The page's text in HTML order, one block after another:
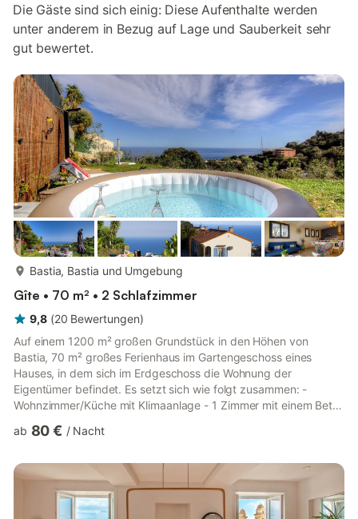
Die Gäste sind sich einig: Diese Aufenthalte werden
unter anderem in Bezug auf Lage und Sauberkeit sehr
gut bewertet.
Bastia, Bastia und Umgebung
Gîte • 70 m² • 2 Schlafzimmer
9,8 (20 Bewertungen)
Auf einem 1200 m² großen Grundstück in den Höhen von
Bastia, 70 m² großes Ferienhaus im Gartengeschoss eines
Hauses, in dem sich im Erdgeschoss die Wohnung der
Eigentümer befindet. Es setzt sich wie folgt zusammen: -
Wohnzimmer/Küche mit Klimaanlage - 1 Zimmer mit einem Bett
Schlafzimmer mit 3 Betten 90x190 cm. - Badezimmer - WC
Atemberaubender Blick auf das Meer Für jeden Aufenthalt von
2 aufeinanderfolgenden Wochen, 5% Rabatt auf die zweite
Woche. Für jeden Aufenthalt von 3 aufeinande...
ab 80 € / Nacht